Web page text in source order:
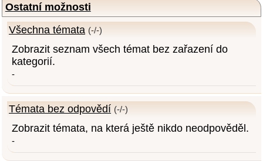
Ostatní možnosti
Všechna témata (-/-)
Zobrazit seznam všech témat bez zařazení do
kategorií.
-
Témata bez odpovědí (-/-)
Zobrazit témata, na která ještě nikdo neodpověděl.
-